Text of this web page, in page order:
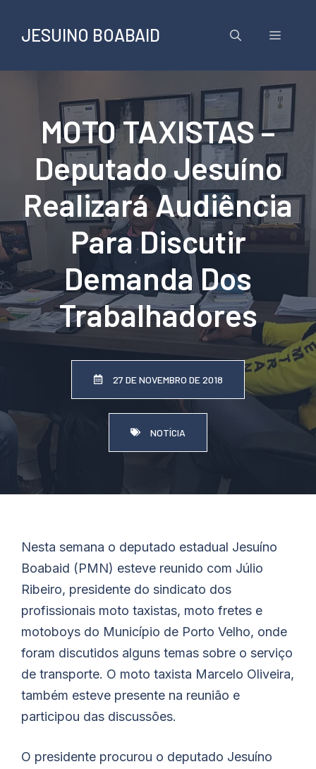
conteúdo
JESUINO BOABAID Menu
MOTO TAXISTAS –
Deputado Jesuíno
Realizará Audiência
Para Discutir
Demanda Dos
Trabalhadores
27 DE NOVEMBRO DE 2018
NOTÍCIA
Nesta semana o deputado estadual Jesuíno
Boabaid (PMN) esteve reunido com Júlio
Ribeiro, presidente do sindicato dos
profissionais moto taxistas, moto fretes e
motoboys do Município de Porto Velho, onde
foram discutidos alguns temas sobre o serviço
de transporte. O moto taxista Marcelo Oliveira,
também esteve presente na reunião e
participou das discussões.
O presidente procurou o deputado Jesuíno